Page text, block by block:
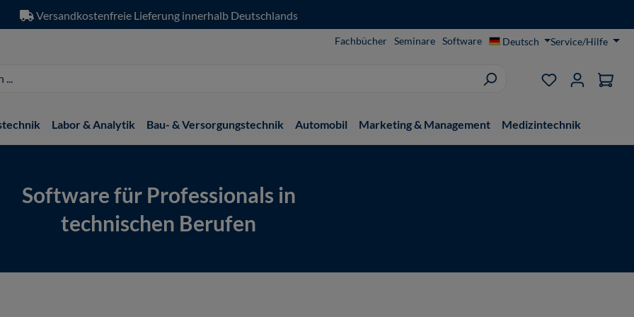
Versandkostenfreie Lieferung innerhalb Deutschlands
Fachbücher Seminare Software Deutsch Service/Hilfe
Du hast 0
Labor & Analytik Bau- & Versorgungstechnik Automobil Marketing & Management Medizintechnik
Software für Professionals in
technischen Berufen